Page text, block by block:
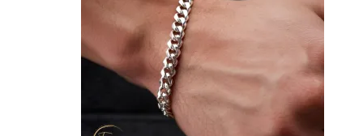
ניתן
לבחור
האפשרויות
בעמוד
המוצר